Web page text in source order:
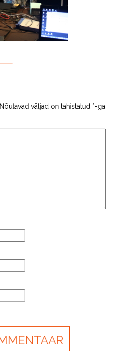
Nõutavad väljad on tähistatud *-ga